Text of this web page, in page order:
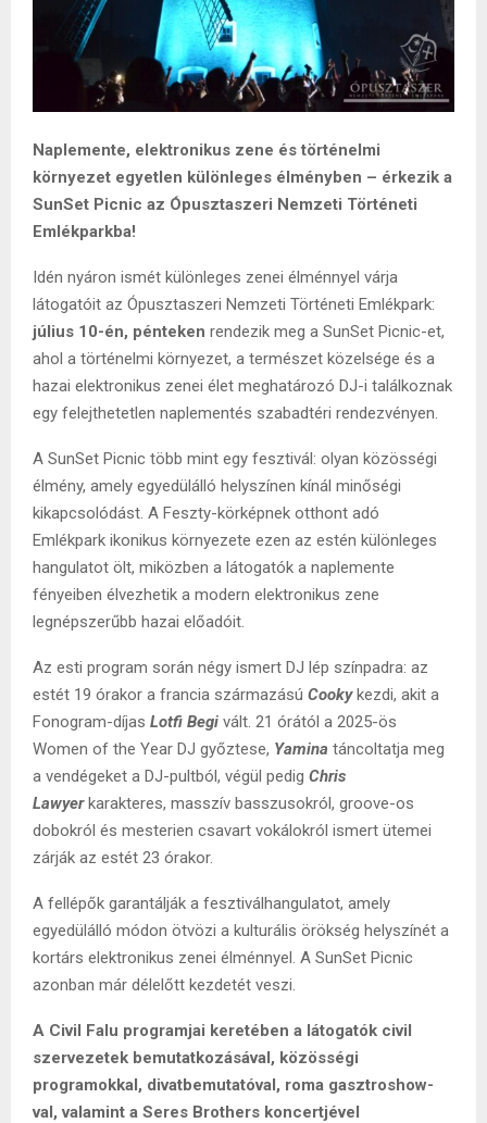
Naplemente, elektronikus zene és történelmi
környezet egyetlen különleges élményben – érkezik a
SunSet Picnic az Ópusztaszeri Nemzeti Történeti
Emlékparkba!
Idén nyáron ismét különleges zenei élménnyel várja
látogatóit az Ópusztaszeri Nemzeti Történeti Emlékpark:
július 10-én, pénteken rendezik meg a SunSet Picnic-et,
ahol a történelmi környezet, a természet közelsége és a
hazai elektronikus zenei élet meghatározó DJ-i találkoznak
egy felejthetetlen naplementés szabadtéri rendezvényen.
A SunSet Picnic több mint egy fesztivál: olyan közösségi
élmény, amely egyedülálló helyszínen kínál minőségi
kikapcsolódást. A Feszty-körképnek otthont adó
Emlékpark ikonikus környezete ezen az estén különleges
hangulatot ölt, miközben a látogatók a naplemente
fényeiben élvezhetik a modern elektronikus zene
legnépszerűbb hazai előadóit.
Az esti program során négy ismert DJ lép színpadra: az
estét 19 órakor a francia származású Cookykezdi, akit a
Fonogram-díjas Lotfi Begi vált. 21 órától a 2025-ös
Women of the Year DJ győztese, Yamina táncoltatja meg
a vendégeket a DJ-pultból, végül pedig Chris
Lawyerkarakteres, masszív basszusokról, groove-os
dobokról és mesterien csavart vokálokról ismert ütemei
zárják az estét 23 órakor.
A fellépők garantálják a fesztiválhangulatot, amely
egyedülálló módon ötvözi a kulturális örökség helyszínét a
kortárs elektronikus zenei élménnyel. A SunSet Picnic
azonban már délelőtt kezdetét veszi.
A Civil Falu programjai keretében a látogatók civil
szervezetek bemutatkozásával, közösségi
programokkal, divatbemutatóval, roma gasztroshow-
val, valamint a Seres Brothers koncertjével